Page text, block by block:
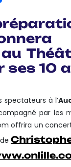
10
à l’
par les
offrira un